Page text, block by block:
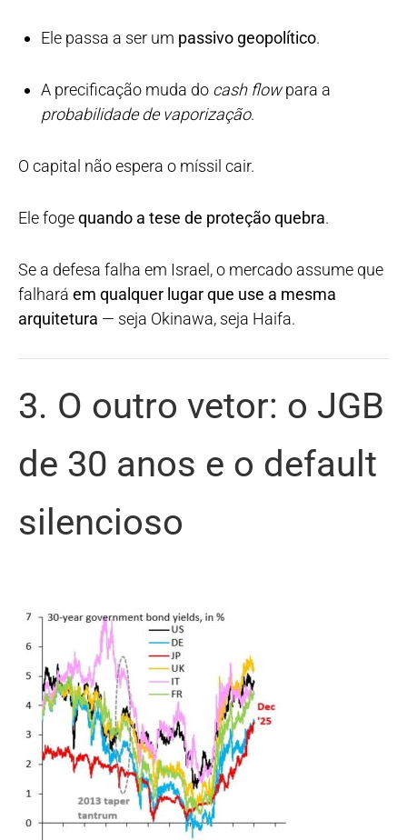
Ele passa a ser um passivo geopolítico.
A precificação muda do cash flowpara a
probabilidade de vaporização.
O capital não espera o míssil cair.
Ele fogequando a tese de proteção quebra.
Se a defesa falha em Israel, o mercado assume que
falhará em qualquer lugar que use a mesma
arquitetura — seja Okinawa, seja Haifa.
3. O outro vetor: o JGB
de 30 anos e o default
silencioso